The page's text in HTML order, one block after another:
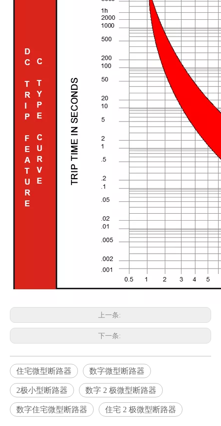
上一条:
下一条:
住宅微型断路器 数字微型断路器
2极小型断路器 数字 2 极微型断路器
数字住宅微型断路器 住宅 2 极微型断路器